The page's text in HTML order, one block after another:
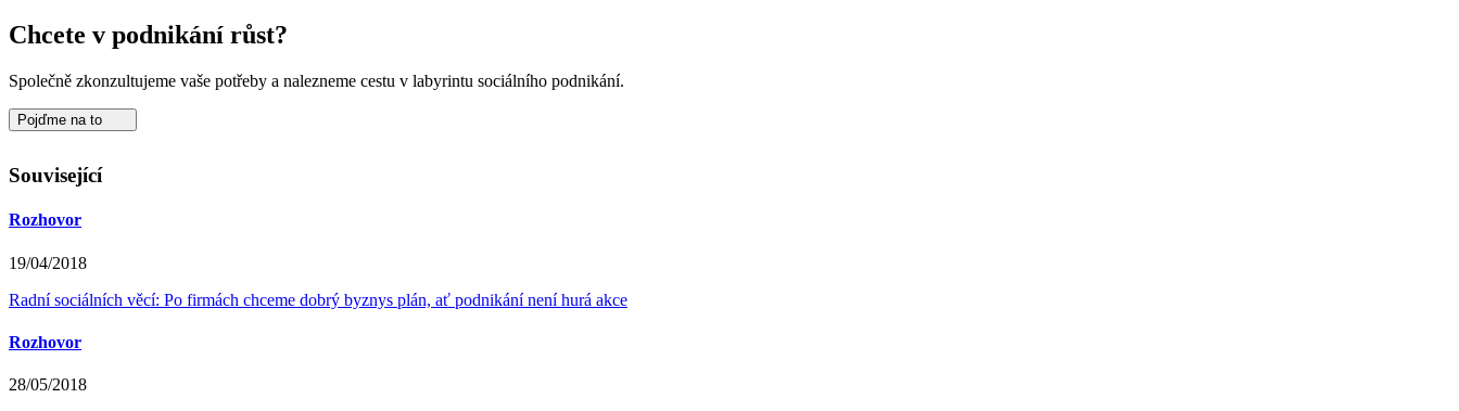
Chcete v podnikání růst?
Společně zkonzultujeme vaše potřeby a nalezneme cestu v labyrintu sociálního podnikání.
Pojďme na to
Související
Rozhovor
19/04/2018
Radní sociálních věcí: Po firmách chceme dobrý byznys plán, ať podnikání není hurá akce
Rozhovor
28/05/2018